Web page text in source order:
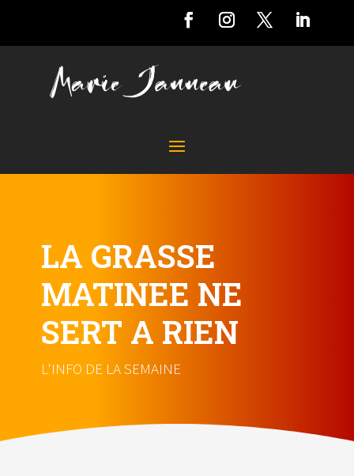
LA GRASSE
MATINEE NE
SERT A RIEN
L'INFO DE LA SEMAINE